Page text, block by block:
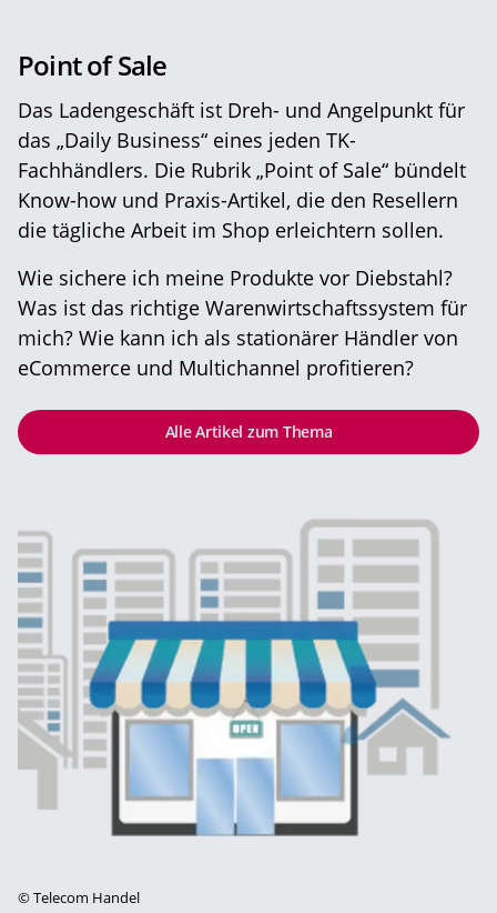
©Telecom Handel
Point of Sale
Das Ladengeschäft ist Dreh- und Angelpunkt für
das „Daily Business“ eines jeden TK-
Fachhändlers. Die Rubrik „Point of Sale“ bündelt
Know-how und Praxis-Artikel, die den Resellern
die tägliche Arbeit im Shop erleichtern sollen.
Wie sichere ich meine Produkte vor Diebstahl?
Was ist das richtige Warenwirtschaftssystem für
mich? Wie kann ich als stationärer Händler von
eCommerce und Multichannel profitieren?
Alle Artikel zum Thema